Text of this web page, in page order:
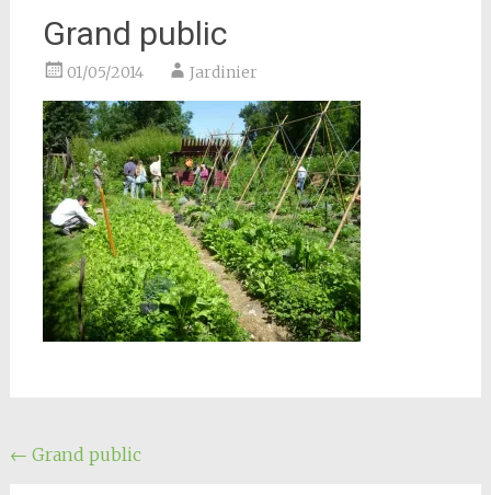
Grand public
01/05/2014 Jardinier
Navigation
← Grand public